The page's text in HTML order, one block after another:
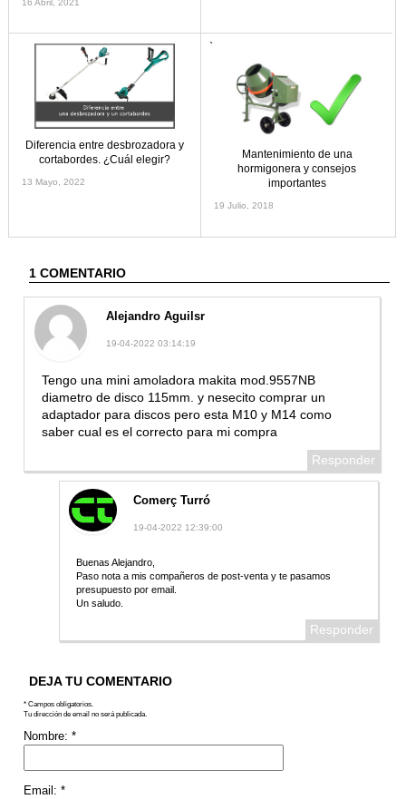
16 Abril, 2021
Diferencia entre desbrozadora y
cortabordes. ¿Cuál elegir?
13 Mayo, 2022
`
Mantenimiento de una
hormigonera y consejos
importantes
19 Julio, 2018
1 COMENTARIO
Alejandro Aguilsr
19-04-2022 03:14:19
Tengo una mini amoladora makita mod.9557NB
diametro de disco 115mm. y nesecito comprar un
adaptador para discos pero esta M10 y M14 como
saber cual es el correcto para mi compra
Responder
Comerç Turró
19-04-2022 12:39:00
Buenas Alejandro,
Paso nota a mis compañeros de post-venta y te pasamos
presupuesto por email.
Un saludo.
Responder
DEJA TU COMENTARIO
* Campos obligatorios.
Tu dirección de email no será publicada.
Nombre: *
Email: *